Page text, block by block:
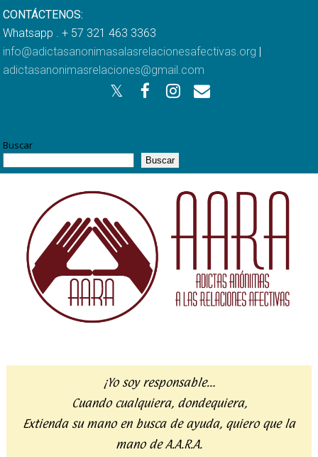
CONTÁCTENOS:
Whatsapp . + 57 321 463 3363
info@adictasanonimasalasrelacionesafectivas.org |
adictasanonimasrelaciones@gmail.com
Buscar
Buscar
¡Yo soy responsable…
Cuando cualquiera, dondequiera,
Extienda su mano en busca de ayuda, quiero que la
mano de A.A.R.A.